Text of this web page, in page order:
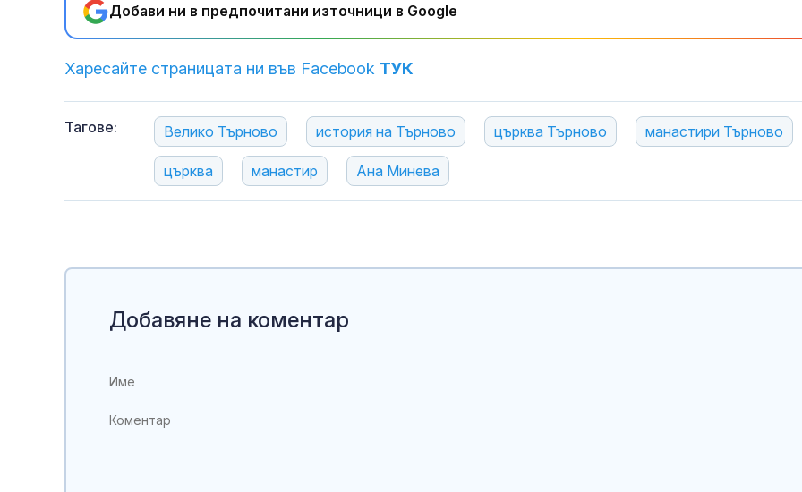
Добави ни в предпочитани източници в Google
Харесайте страницата ни във Facebook ТУК
Тагове: Велико Търново история на Търново църква Търново манастири Търново
църква манастир Ана Минева
Добавяне на коментар